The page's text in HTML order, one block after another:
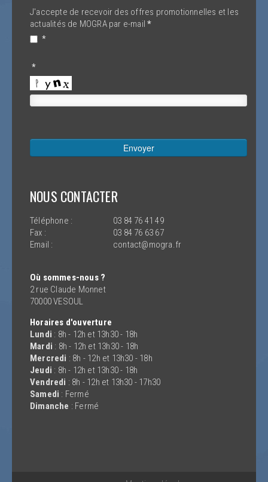
J'accepte de recevoir des offres promotionnelles et les
actualités de MOGRA par e-mail *
*
*
Envoyer
NOUS CONTACTER
Téléphone :
03 84 76 41 49
Fax :
03 84 76 63 67
Email :
contact@mogra.fr
Où sommes-nous ?
2 rue Claude Monnet
70000 VESOUL
Horaires d'ouverture
Lundi : 8h - 12h et 13h30 - 18h
Mardi : 8h - 12h et 13h30 - 18h
Mercredi : 8h - 12h et 13h30 - 18h
Jeudi : 8h - 12h et 13h30 - 18h
Vendredi : 8h - 12h et 13h30 - 17h30
Samedi : Fermé
Dimanche : Fermé